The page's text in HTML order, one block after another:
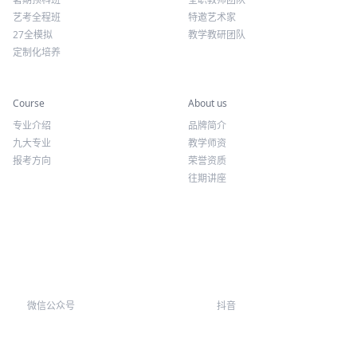
艺考全程班
27全模拟
定制化培养
特邀艺术家
教学教研团队
Course
专业介绍
九大专业
报考方向
About us
品牌简介
教学师资
荣誉资质
往期讲座
微信公众号 抖音